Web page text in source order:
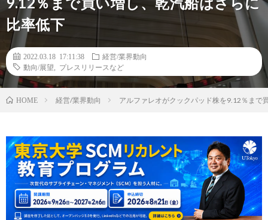
比率低下
2022.03.18 17:11:38
経営/業界動向
動向/展望
プレスリリースなど
HOME 経営/業界動向 アルファレオがクックパッド株を9.12％まで